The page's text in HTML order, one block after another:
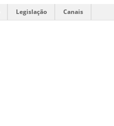
Legislação Canais